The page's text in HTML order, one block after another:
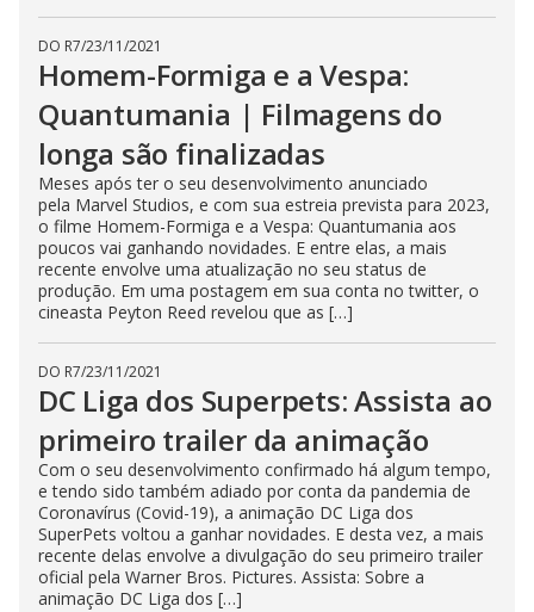
DO R7/23/11/2021
Homem-Formiga e a Vespa:
Quantumania | Filmagens do
longa são finalizadas
Meses após ter o seu desenvolvimento anunciado
pela Marvel Studios, e com sua estreia prevista para 2023,
o filme Homem-Formiga e a Vespa: Quantumania aos
poucos vai ganhando novidades. E entre elas, a mais
recente envolve uma atualização no seu status de
produção. Em uma postagem em sua conta no twitter, o
cineasta Peyton Reed revelou que as […]
DO R7/23/11/2021
DC Liga dos Superpets: Assista ao
primeiro trailer da animação
Com o seu desenvolvimento confirmado há algum tempo,
e tendo sido também adiado por conta da pandemia de
Coronavírus (Covid-19), a animação DC Liga dos
SuperPets voltou a ganhar novidades. E desta vez, a mais
recente delas envolve a divulgação do seu primeiro trailer
oficial pela Warner Bros. Pictures. Assista: Sobre a
animação DC Liga dos […]